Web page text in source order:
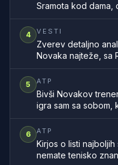
Sramota kod dama,
4 VESTI
Zverev detaljno
Novaka najteže, sa
5 ATP
Bivši Novakov
igra sam sa sobom,
6 ATP
Kirjos o listi
nemate tenisko